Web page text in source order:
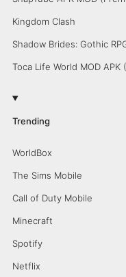
Kingdom Clash
Shadow Brides: Gothic
Toca Life World MOD
Trending
WorldBox
The Sims Mobile
Call of Duty Mobile
Minecraft
Spotify
Netflix